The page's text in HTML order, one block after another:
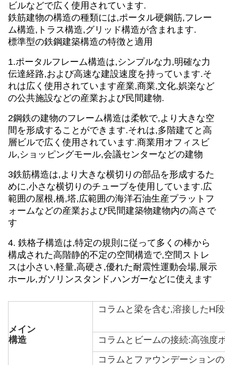
ビルなどで広く使用されています.
鉄筋建物の構造の種類には,ポータル硬鋼筋,フレー
ム構造,トラス構造,グリッド構造が含まれます.
標準型の鉄鋼建築構造の特徴と適用
1.ポータルフレーム構造は,シンプルな力,明確な力
伝達経路,および高速な建設速度を持っています.そ
れは広く使用されています産業,商業,文化,娯楽など
の公共施設などの産業および民間建物.
2鋼鉄の建物のフレーム構造は柔軟で,より大きな空
間を形成することができます.それは,多階建てと高
層ビルで広く使用されています.商業用オフィスビ
ル,ショッピングモール,会議センターなどの建物
3鉄筋構造は,より大きな横切りの部品を形成するた
めに,小さな横切りのチューブを使用しています.広
範囲の屋根,橋,塔,広範囲の海洋石油生産プラットフ
ォームなどの産業および民間建築物建物内の高さで
す
4. 鉄格子構造は,特定の規則に従って多くの棒から
構成された高階静的不定の空間構造で,空間ストレ
スは小さい,軽量,高硬さ,優れた耐震性運動会場,展示
ホール,ガソリンスタンド,ハンガーなどに使えます
メイン
構造
コラムと梁を含む,溶接したH
コラムとビームの接続:高強度
コラムとファウンデーション